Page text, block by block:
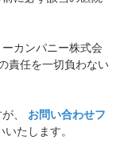
カンパニー株式会
責任を一切負わない
、 お問い合わせフ
たします。